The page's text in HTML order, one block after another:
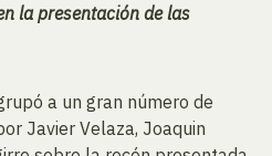
la presentación de las
a un gran número de
Javier Velaza, Joaquin